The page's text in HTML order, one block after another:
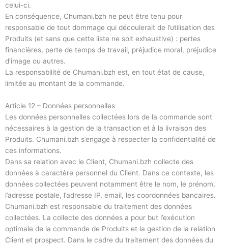
celui-ci.
En conséquence, Chumani.bzh ne peut être tenu pour
responsable de tout dommage qui découlerait de l’utilisation des
Produits (et sans que cette liste ne soit exhaustive) : pertes
financières, perte de temps de travail, préjudice moral, préjudice
d’image ou autres.
La responsabilité de Chumani.bzh est, en tout état de cause,
limitée au montant de la commande.
Article 12 – Données personnelles
Les données personnelles collectées lors de la commande sont
nécessaires à la gestion de la transaction et à la livraison des
Produits. Chumani.bzh s’engage à respecter la confidentialité de
ces informations.
Dans sa relation avec le Client, Chumani.bzh collecte des
données à caractère personnel du Client. Dans ce contexte, les
données collectées peuvent notamment être le nom, le prénom,
l’adresse postale, l’adresse IP, email, les coordonnées bancaires.
Chumani.bzh est responsable du traitement des données
collectées. La collecte des données a pour but l’exécution
optimale de la commande de Produits et la gestion de la relation
Client et prospect. Dans le cadre du traitement des données du